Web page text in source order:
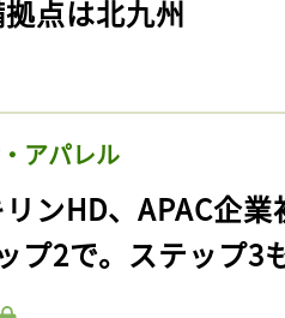
点は北九州
アパレル
リンHD、APAC企
プ2で。ステップ3